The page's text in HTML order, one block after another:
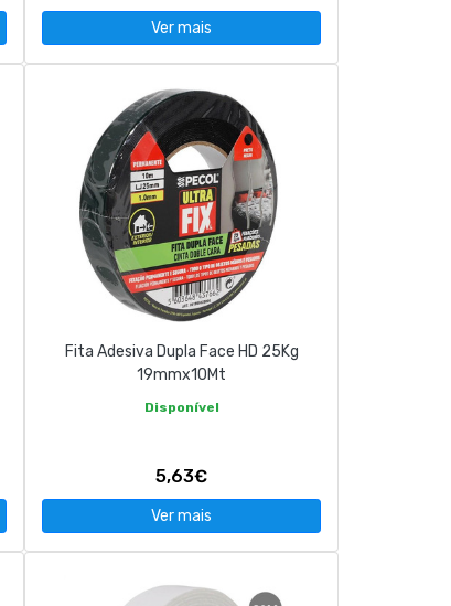
Ver mais
Fita Adesiva Dupla Face HD 25Kg
19mmx10Mt
Disponível
5,63€
Ver mais